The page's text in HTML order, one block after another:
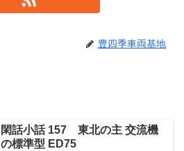
豊四季車両基地
閑話小話 157 東北の主 交流機
の標準型 ED75